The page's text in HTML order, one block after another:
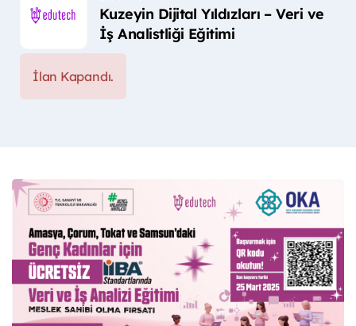
Kuzeyin Dijital Yıldızları – Veri ve
İş Analistliği Eğitimi
İlan Kapandı.